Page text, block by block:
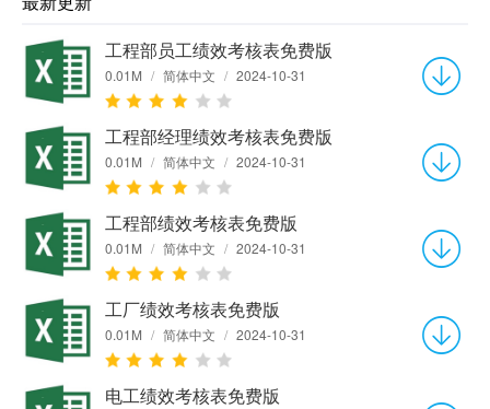
工程部员工绩效考核表免费版
0.01M / 简体中文 / 2024-10-31
工程部经理绩效考核表免费版
0.01M / 简体中文 / 2024-10-31
工程部绩效考核表免费版
0.01M / 简体中文 / 2024-10-31
工厂绩效考核表免费版
0.01M / 简体中文 / 2024-10-31
电工绩效考核表免费版